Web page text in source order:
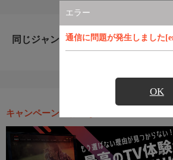
エラー
通信に問題が発生しました
OK
同じジャンルのおすすめ番組
キャンペーン・お得な情報